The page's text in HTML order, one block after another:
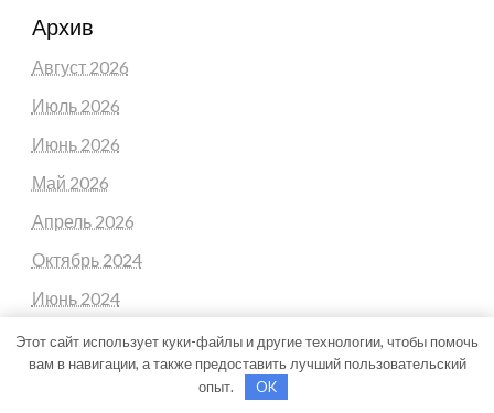
Архив
Август 2026
Июль 2026
Июнь 2026
Май 2026
Апрель 2026
Октябрь 2024
Июнь 2024
Апрель 2024
Март 2024
Этот сайт использует куки-файлы и другие технологии, чтобы помочь
вам в навигации, а также предоставить лучший пользовательский
опыт.
OK